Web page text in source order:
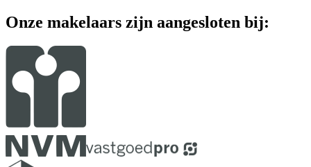
Onze makelaars zijn aangesloten bij: